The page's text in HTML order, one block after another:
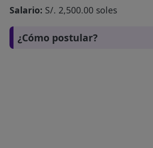
Salario: S/. 2,500.00 soles
¿Cómo postular?